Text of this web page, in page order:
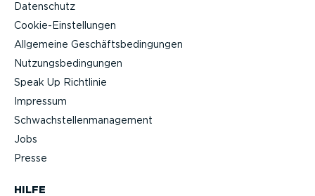
HILFE
Datenschutz
Cookie-Ein­stel­lungen
Allgemeine Geschäfts­be­din­gungen
Nutzungs­be­din­gungen
Speak Up Richtlinie
Impressum
Schwach­stel­len­ma­nagement
Jobs
Presse